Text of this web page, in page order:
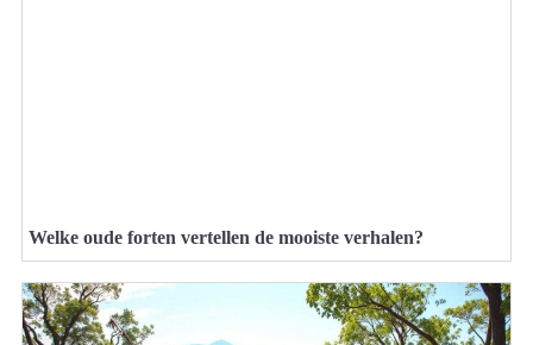
Welke oude forten vertellen de mooiste verhalen?